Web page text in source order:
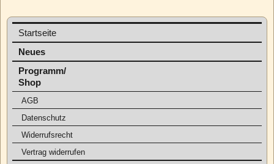
Startseite
Neues
Programm/
Shop
AGB
Datenschutz
Widerrufsrecht
Vertrag widerrufen